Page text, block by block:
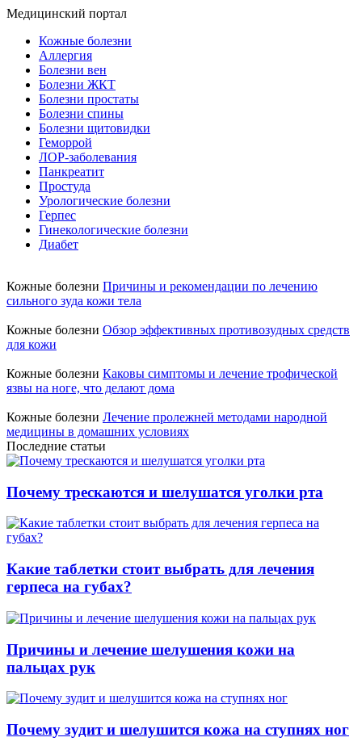
Медицинский портал
Кожные болезни
Аллергия
Болезни вен
Болезни ЖКТ
Болезни простаты
Болезни спины
Болезни щитовидки
Геморрой
ЛОР-заболевания
Панкреатит
Простуда
Урологические болезни
Герпес
Гинекологические болезни
Диабет
Кожные болезни Причины и рекомендации по лечению
сильного зуда кожи тела
Кожные болезни Обзор эффективных противозудных средств
для кожи
Кожные болезни Каковы симптомы и лечение трофической
язвы на ноге, что делают дома
Кожные болезни Лечение пролежней методами народной
медицины в домашних условиях
Последние статьи
Почему трескаются и шелушатся уголки рта
Какие таблетки стоит выбрать для лечения
герпеса на губах?
Причины и лечение шелушения кожи на
пальцах рук
Почему зудит и шелушится кожа на ступнях ног